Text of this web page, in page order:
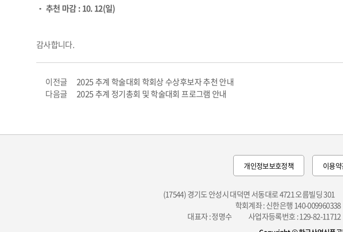
• 추천 마감 : 10. 12(일)
감사합니다.
이전글
2025 추계 학술대회 학회상 수상후보자 추천 안내
다음글
2025 추계 정기총회 및 학술대회 프로그램 안내
개인정보보호정책 이용
(17544) 경기도 안성시 대덕면 서동대로 4721 오름빌딩 301
학회계좌 : 신한은행 140-009960338
대표자 : 정명수
사업자등록번호 : 129-82-11712